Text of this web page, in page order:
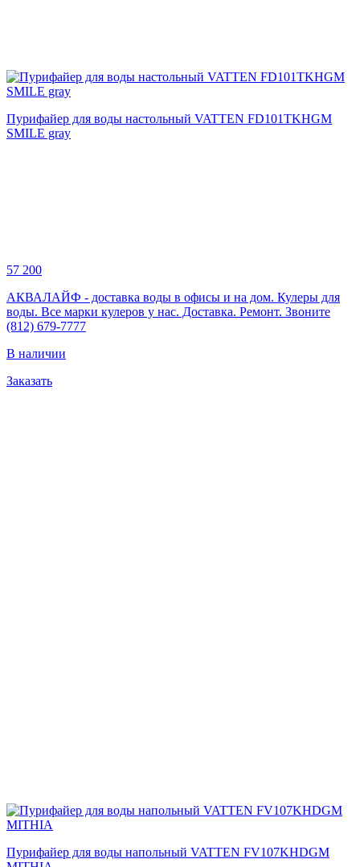
Пурифайер для воды настольный VATTEN FD101TKHGM
SMILE gray
57 200
АКВАЛАЙФ - доставка воды в офисы и на дом. Кулеры для
воды. Все марки кулеров у нас. Доставка. Ремонт. Звоните
(812) 679-7777
В наличии
Заказать
Пурифайер для воды напольный VATTEN FV107KHDGM